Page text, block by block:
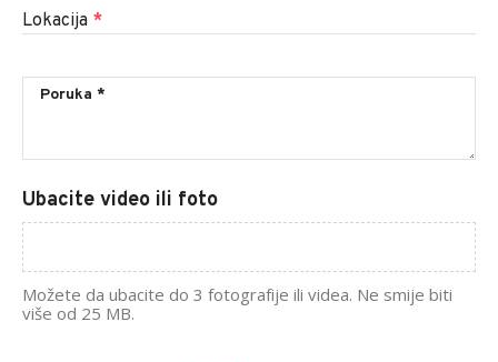
Lokacija *
Ubacite video ili foto
Možete da ubacite do 3 fotografije ili videa. Ne smije biti
više od 25 MB.